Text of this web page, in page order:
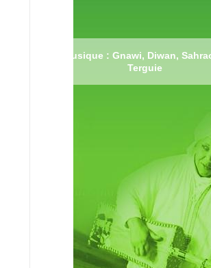
Musique : Gnawi, Diwan,
Terguie